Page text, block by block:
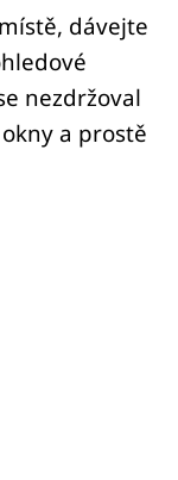
dávejte
nezdržoval
a prostě